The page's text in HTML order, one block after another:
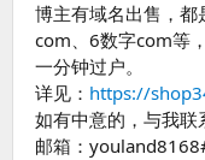
博主有域名出售，
com、6数字com等
一分钟过户。
详见： https://
如有中意的，与我联
邮箱：